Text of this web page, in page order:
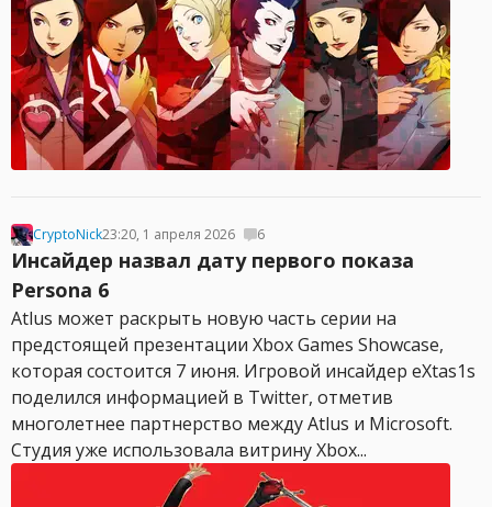
CryptoNick23:20, 1 апреля 2026 6
Инсайдер назвал дату первого показа
Persona 6
Atlus может раскрыть новую часть серии на
предстоящей презентации Xbox Games Showcase,
которая состоится 7 июня. Игровой инсайдер eXtas1s
поделился информацией в Twitter, отметив
многолетнее партнерство между Atlus и Microsoft.
Студия уже использовала витрину Xbox...